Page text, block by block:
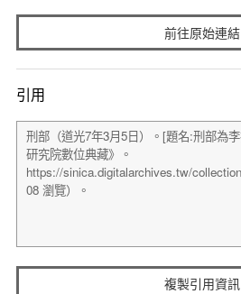
前往原始連結
引用
複製引用資訊